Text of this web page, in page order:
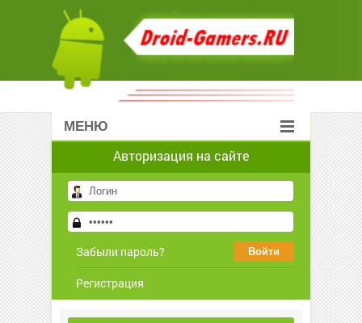
МЕНЮ
Авторизация на сайте
Забыли пароль?
Регистрация